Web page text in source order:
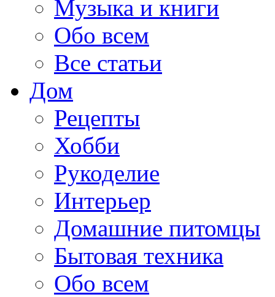
Музыка и книги
Обо всем
Все статьи
Дом
Рецепты
Хобби
Рукоделие
Интерьер
Домашние питомцы
Бытовая техника
Обо всем